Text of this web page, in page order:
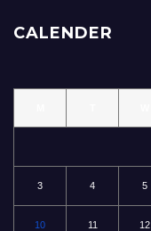
CALENDER
3 4 5
10 11 12